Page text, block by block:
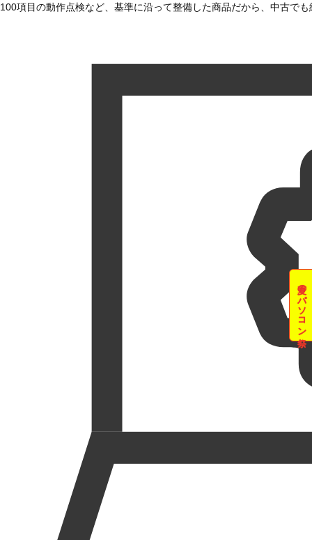
夏のパソコン祭
100項目の動作点検など、基準に沿って整備した商品だから、中古で